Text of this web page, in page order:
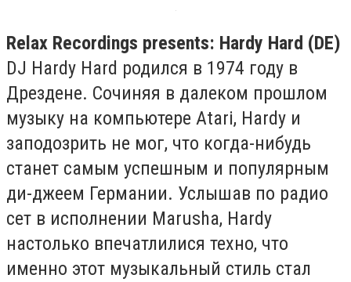
Relax Recordings presents: Hardy Hard (DE)
DJ Hardy Hard родился в 1974 году в
Дрездене. Сочиняя в далеком прошлом
музыку на компьютере Atari, Hardy и
заподозрить не мог, что когда-нибудь
станет самым успешным и популярным
ди-джеем Германии. Услышав по радио
сет в исполнении Marusha, Hardy
настолько впечатлилися техно, что
именно этот музыкальный стиль стал